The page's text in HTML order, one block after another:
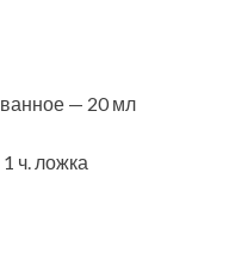
— 20 мл
ч. ложка